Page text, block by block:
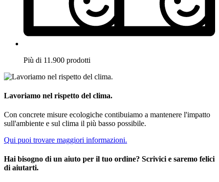
Più di 11.900 prodotti
Lavoriamo nel rispetto del clima.
Con concrete misure ecologiche contibuiamo a mantenere l'impatto
sull'ambiente e sul clima il più basso possibile.
Qui puoi trovare maggiori informazioni.
Hai bisogno di un aiuto per il tuo ordine? Scrivici e saremo felici
di aiutarti.